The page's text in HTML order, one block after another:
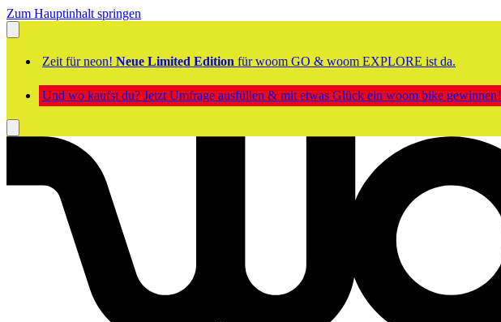
Zum Hauptinhalt springen
Zeit für neon! Neue Limited Edition für woom GO & woom EXPLORE ist da.
Und wo kaufst du? Jetzt Umfrage ausfüllen & mit etwas Glück ein woom bike gewinnen!